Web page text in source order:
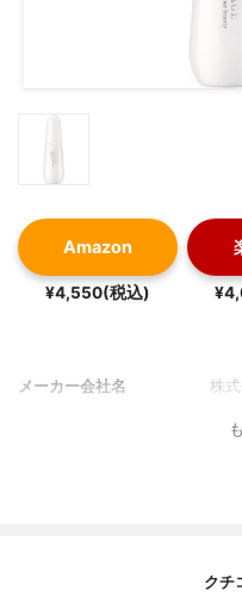
Amazon
¥4,550(税込)
メーカー会社名 株
クチ